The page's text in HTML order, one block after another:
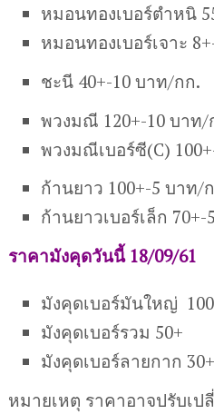
หมอนทองเบอร์ตำหนิ
หมอนทองเบอร์เจาะ
ชะนี 40+-10 บาท/กก.
พวงมณี 120+-10 บาท/
พวงมณีเบอร์ซี(C)
ก้านยาว 100+-5 บาท/
ก้านยาวเบอร์เล็ก
ราคามังคุดวันนี้ 18/09/61
มังคุดเบอร์มันใหญ่
มังคุดเบอร์รวม 50+
มังคุดเบอร์ลายกาก 30+
หมายเหตุ ราคาอาจปรับเ